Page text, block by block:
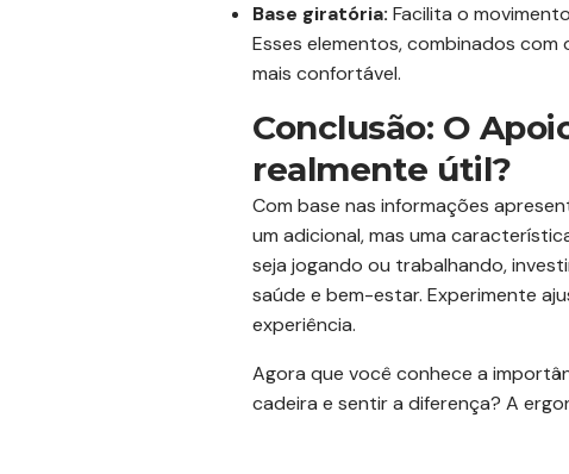
Base giratória: Facilita o
Esses elementos, combinados
mais confortável.
Conclusão: O
realmente útil?
Com base nas informações
um adicional, mas uma
seja jogando ou trabalhando,
saúde e bem-estar. Experimente
experiência.
Agora que você conhece a
cadeira e sentir a diferença? A